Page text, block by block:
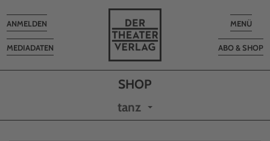
Toggle
MENÜ
ABO & SHOP
MEDIADATEN
Toggle
navigation
ANMELDEN
tanz